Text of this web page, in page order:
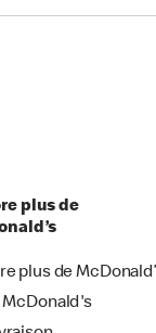
plus de
plus de
McDonald's